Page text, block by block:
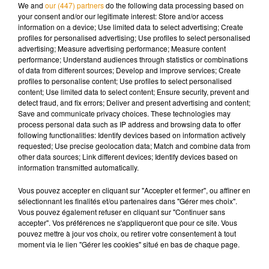
publique.
Musique
7 août 2026
Madonna sort enfin le remix de « Love
Sensation » avec Kylie Minogue
7 août 2026
Angèle et Amélie Lens dévoilent leur
collaboration tant attendue
We and our (447) partnersdo the following data processing based on
your consent and/or our legitimate interest: Store and/or access
information on a device; Use limited data to select advertising; Create
profiles for personalised advertising; Use profiles to select personalised
advertising; Measure advertising performance; Measure content
performance; Understand audiences through statistics or combinations
of data from different sources; Develop and improve services; Create
profiles to personalise content; Use profiles to select personalised
content; Use limited data to select content; Ensure security, prevent and
detect fraud, and fix errors; Deliver and present advertising and content;
Save and communicate privacy choices. These technologies may
process personal data such as IP address and browsing data to offer
following functionalities: Identify devices based on information actively
requested; Use precise geolocation data; Match and combine data from
other data sources; Link different devices; Identify devices based on
information transmitted automatically.
Vous pouvez accepter en cliquant sur "Accepter et fermer", ou affiner en
sélectionnant les finalités et/ou partenaires dans "Gérer mes choix".
Vous pouvez également refuser en cliquant sur "Continuer sans
accepter". Vos préférences ne s'appliqueront que pour ce site. Vous
pouvez mettre à jour vos choix, ou retirer votre consentement à tout
moment via le lien "Gérer les cookies" situé en bas de chaque page.